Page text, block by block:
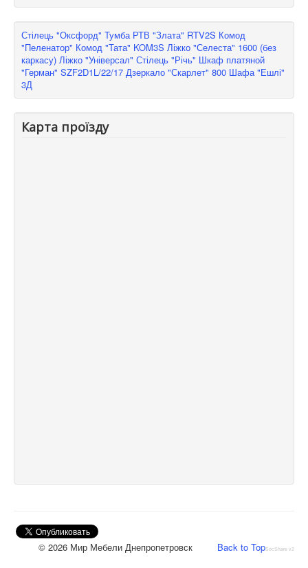
Стілець "Оксфорд" Тумба РТВ "Злата" RTV2S Комод
"Пеленатор" Комод "Тата" KOM3S Ліжко "Селеста" 1600 (без
каркасу) Ліжко "Універсал" Стілець "Річь" Шкаф платяной
"Герман" SZF2D1L/22/17 Дзеркало "Скарлет" 800 Шафа "Ешлі"
3Д
Карта проїзду
SocShare v2
Back to Top
© 2026 Мир Мебели Днепропетровск